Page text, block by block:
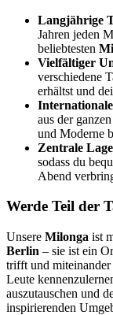
Langjährige
Jahren jeden
beliebtesten
Vielfältiger
verschiedene
erhältst und
aus der
und Moderne
Zentrale
sodass du
Abend
Werde Teil der
Unsere Milonga ist
Berlin – sie ist ein
trifft und miteinander
Leute
auszutauschen und
inspirierenden